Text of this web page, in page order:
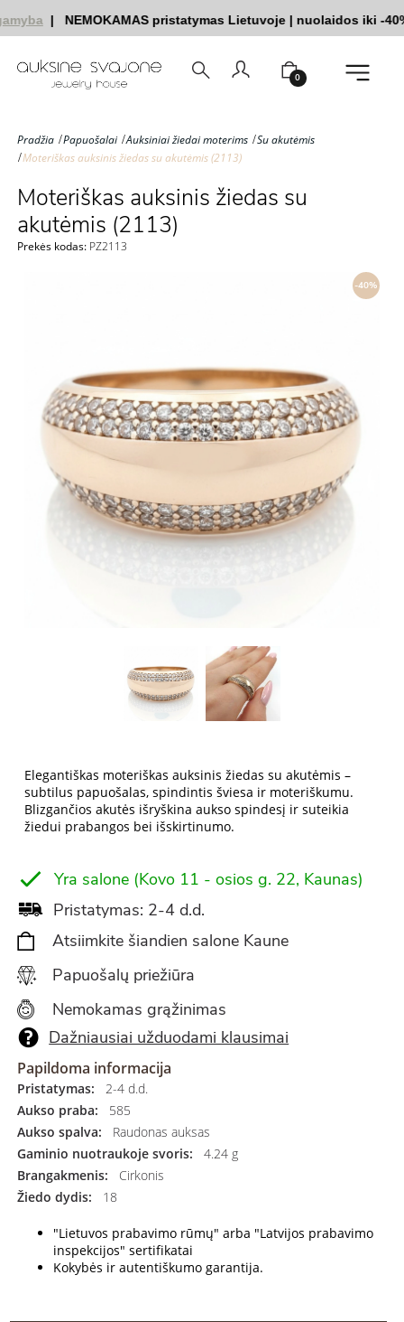
| NEMOKAMAS pristatymas Lietuvoje| nuolaidos iki -40%
0
Pradžia Papuošalai Auksiniai žiedai moterims
Su akutėmis
Moteriškas auksinis žiedas su akutėmis (2113)
Moteriškas auksinis žiedas su
akutėmis (2113)
Prekės kodas: PZ2113
-40%
Elegantiškas moteriškas auksinis žiedas su akutėmis –
subtilus papuošalas, spindintis šviesa ir moteriškumu.
Blizgančios akutės išryškina aukso spindesį ir suteikia
žiedui prabangos bei išskirtinumo.
Yra salone (Kovo 11 - osios g. 22, Kaunas)
Pristatymas: 2-4 d.d.
Atsiimkite šiandien salone Kaune
Papuošalų priežiūra
Nemokamas grąžinimas
Dažniausiai užduodami klausimai
Papildoma informacija
Pristatymas:
2-4 d.d.
Aukso praba:
585
Aukso spalva:
Raudonas auksas
Gaminio nuotraukoje svoris:
4.24 g
Brangakmenis:
Cirkonis
Žiedo dydis:
18
"Lietuvos prabavimo rūmų" arba "Latvijos prabavimo
inspekcijos" sertifikatai
Kokybės ir autentiškumo garantija.